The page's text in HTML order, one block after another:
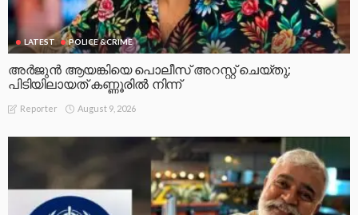
LATEST POLICE &CRIME
അർജുൻ ആയങ്കിയെ പൊലീസ് അറസ്റ്റ് ചെയ്‌തു;
പിടിയിലായത് കണ്ണൂരിൽ നിന്ന്
Reporter August 9, 2026